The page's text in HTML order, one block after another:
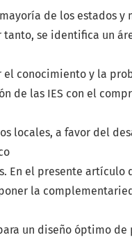
de los estados y
tanto, se identifica un
el conocimiento y la
de las IES con el
locales, a favor del
En el presente artículo
la
un diseño óptimo